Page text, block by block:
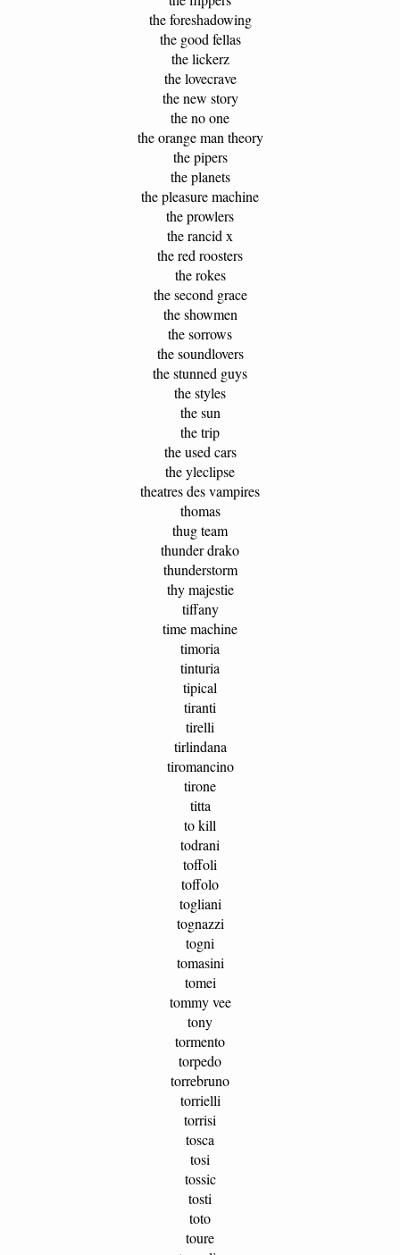
the foreshadowing
the good fellas
the lickerz
the lovecrave
the new story
the no one
the orange man theory
the pipers
the planets
the pleasure machine
the prowlers
the rancid x
the red roosters
the rokes
the second grace
the showmen
the sorrows
the soundlovers
the stunned guys
the styles
the sun
the trip
the used cars
the yleclipse
theatres des vampires
thomas
thug team
thunder drako
thunderstorm
thy majestie
tiffany
time machine
timoria
tinturia
tipical
tiranti
tirelli
tirlindana
tiromancino
tirone
titta
to kill
todrani
toffoli
toffolo
togliani
tognazzi
togni
tomasini
tomei
tommy vee
tony
tormento
torpedo
torrebruno
torrielli
torrisi
tosca
tosi
tossic
tosti
toto
toure